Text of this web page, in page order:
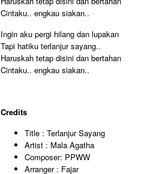
Cintaku.. engkau siakan..
Ingin aku pergi hilang dan lupakan
Tapi hatiku terlanjur sayang..
Haruskah tetap disini dan bertahan
Cintaku.. engkau siakan..
Credits
Title : Terlanjur Sayang
Artist : Mala Agatha
Composer: PPWW
Arranger : Fajar